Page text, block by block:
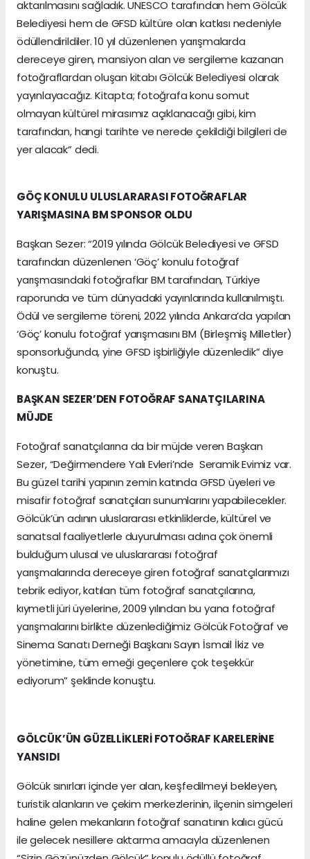
aktarılmasını sağladık. UNESCO tarafından hem Gölcük
Belediyesi hem de GFSD kültüre olan katkısı nedeniyle
ödüllendirildiler. 10 yıl düzenlenen yarışmalarda
dereceye giren, mansiyon alan ve sergileme kazanan
fotoğraflardan oluşan kitabı Gölcük Belediyesi olarak
yayınlayacağız. Kitapta; fotoğrafa konu somut
olmayan kültürel mirasımız açıklanacağı gibi, kim
tarafından, hangi tarihte ve nerede çekildiği bilgileri de
yer alacak” dedi.
GÖÇ KONULU ULUSLARARASI FOTOĞRAFLAR
YARIŞMASINA BM SPONSOR OLDU
Başkan Sezer: “2019 yılında Gölcük Belediyesi ve GFSD
tarafından düzenlenen ‘Göç’ konulu fotoğraf
yarışmasındaki fotoğraflar BM tarafından, Türkiye
raporunda ve tüm dünyadaki yayınlarında kullanılmıştı.
Ödül ve sergileme töreni, 2022 yılında Ankara’da yapılan
‘Göç’ konulu fotoğraf yarışmasını BM (Birleşmiş Milletler)
sponsorluğunda, yine GFSD işbirliğiyle düzenledik” diye
konuştu.
BAŞKAN SEZER’DEN FOTOĞRAF SANATÇILARINA
MÜJDE
Fotoğraf sanatçılarına da bir müjde veren Başkan
Sezer, “Değirmendere Yalı Evleri’nde Seramik Evimiz var.
Bu güzel tarihi yapının zemin katında GFSD üyeleri ve
misafir fotoğraf sanatçıları sunumlarını yapabilecekler.
Gölcük’ün adının uluslararası etkinliklerde, kültürel ve
sanatsal faaliyetlerle duyurulması adına çok önemli
bulduğum ulusal ve uluslararası fotoğraf
yarışmalarında dereceye giren fotoğraf sanatçılarımızı
tebrik ediyor, katılan tüm fotoğraf sanatçılarına,
kıymetli jüri üyelerine, 2009 yılından bu yana fotoğraf
yarışmalarını birlikte düzenlediğimiz Gölcük Fotoğraf ve
Sinema Sanatı Derneği Başkanı Sayın İsmail İkiz ve
yönetimine, tüm emeği geçenlere çok teşekkür
ediyorum” şeklinde konuştu.
GÖLCÜK’ÜN GÜZELLİKLERİ FOTOĞRAF KARELERİNE
YANSIDI
Gölcük sınırları içinde yer alan, keşfedilmeyi bekleyen,
turistik alanların ve çekim merkezlerinin, ilçenin simgeleri
haline gelen mekanların fotoğraf sanatının kalıcı gücü
ile gelecek nesillere aktarma amacıyla düzenlenen